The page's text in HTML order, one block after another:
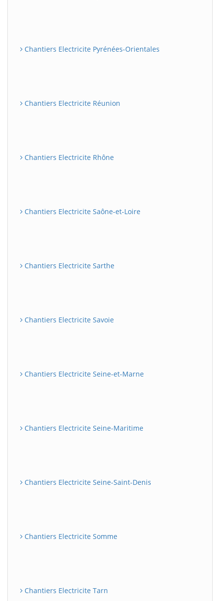
Chantiers Electricite Pyrénées-Orientales
Chantiers Electricite Réunion
Chantiers Electricite Rhône
Chantiers Electricite Saône-et-Loire
Chantiers Electricite Sarthe
Chantiers Electricite Savoie
Chantiers Electricite Seine-et-Marne
Chantiers Electricite Seine-Maritime
Chantiers Electricite Seine-Saint-Denis
Chantiers Electricite Somme
Chantiers Electricite Tarn